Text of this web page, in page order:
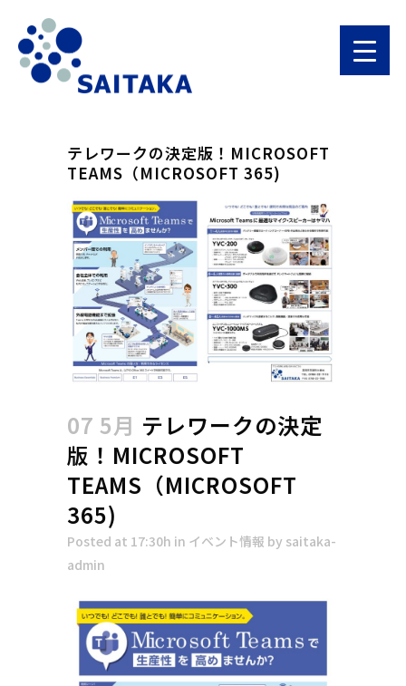
テレワークの決定版！MICROSOFT
TEAMS（MICROSOFT 365)
07 5月 テレワークの決定
版！MICROSOFT
TEAMS（MICROSOFT
365)
Posted at 17:30h in イベント情報 by saitaka-
admin